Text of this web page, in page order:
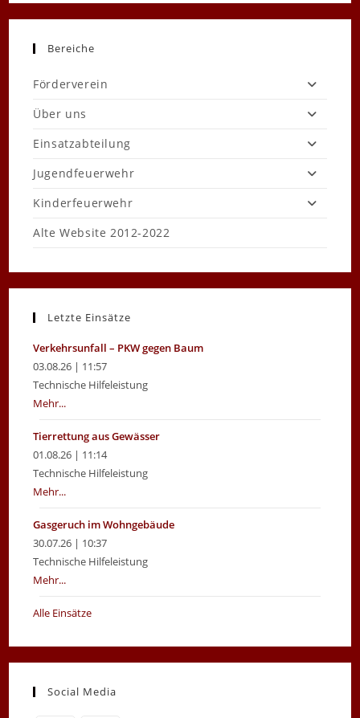
Bereiche
Förderverein
Über uns
Einsatzabteilung
Jugendfeuerwehr
Kinderfeuerwehr
Alte Website 2012-2022
Letzte Einsätze
Verkehrsunfall – PKW gegen Baum
03.08.26 | 11:57
Technische Hilfeleistung
Mehr...
Tierrettung aus Gewässer
01.08.26 | 11:14
Technische Hilfeleistung
Mehr...
Gasgeruch im Wohngebäude
30.07.26 | 10:37
Technische Hilfeleistung
Mehr...
Alle Einsätze
Social Media